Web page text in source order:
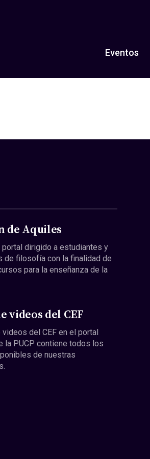
Eventos
de Aquiles
portal dirigido a estudiantes y
de filosofía con la finalidad de
para la enseñanza de la
videos del CEF
videos del CEF en el portal
la PUCP contiene todos los
de nuestras